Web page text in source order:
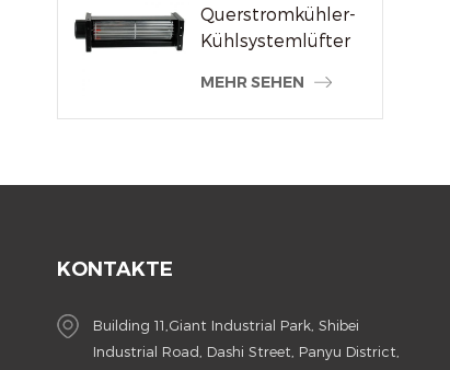
Querstromkühler-
Kühlsystemlüfter
MEHR SEHEN
KONTAKTE
Building 11,Giant Industrial Park, Shibei
Industrial Road, Dashi Street, Panyu District,